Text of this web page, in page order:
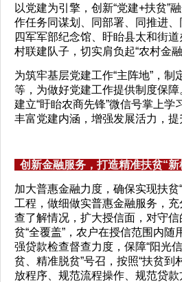
以党建为引擎，创新“党建+扶贫”
作任务同谋划、同部署、同推进
四军军部纪念馆、盱眙县太和街
村联建队子，切实肩负起“农村金
为筑牢基层党建工作“主阵地”，
等，为做好党建工作提供制度保
建立“盱眙农商先锋”微信号掌上
丰富党建内涵，增强发展活力，提
创新金融服务，打造精准扶贫“新
加大普惠金融力度，确保实现扶贫
工程，做细做实普惠金融服务，
查了解情况，扩大授信面，对守
贫“全覆盖”，农户在授信范围内
强贷款检查督查力度，保障“阳光
贫、精准脱贫”号召，按照“扶贫
放程序、规范流程操作、规范贷